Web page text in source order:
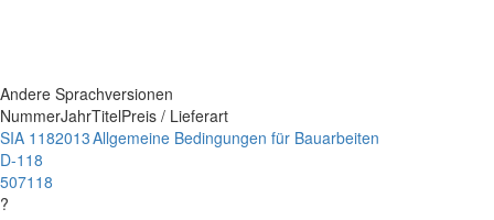
Andere Sprachversionen
NummerJahrTitelPreis / Lieferart
SIA 118
D-118
507118
?
2013Allgemeine Bedingungen für Bauarbeiten